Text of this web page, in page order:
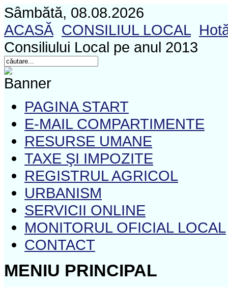
Sâmbătă, 08.08.2026
ACASĂ CONSILIUL LOCAL
Consiliului Local pe anul 2013
PAGINA START
E-MAIL COMPARTIMENTE
RESURSE UMANE
TAXE ŞI IMPOZITE
REGISTRUL AGRICOL
URBANISM
SERVICII ONLINE
MONITORUL OFICIAL LOCAL
CONTACT
MENIU PRINCIPAL